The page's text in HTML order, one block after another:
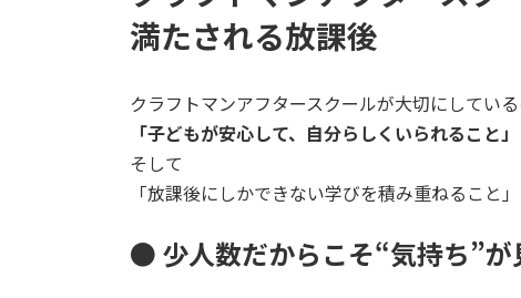
満たされる放課後
クラフトマンアフタースクールが大切にしている
「子どもが安心して、自分らしくいられること」
そして
「放課後にしかできない学びを積み重ねること」
● 少人数だからこそ“気持ち”が